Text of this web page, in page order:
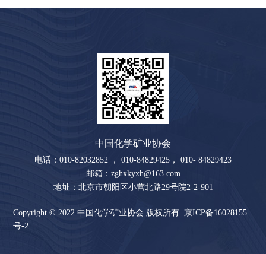
中国化学矿业协会
电话：010-82032852 ， 010-84829425， 010- 84829423
邮箱：zghxkyxh@163.com
地址：北京市朝阳区小营北路29号院2-2-901
Copyright © 2022 中国化学矿业协会 版权所有京ICP备16028155
号-2